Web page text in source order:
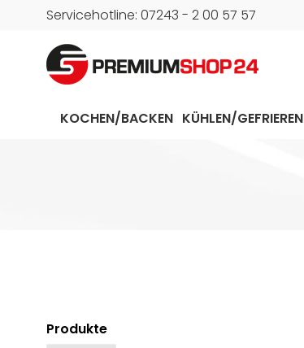
Servicehotline: 07243 - 2 00 57 57
KOCHEN/BACKEN KÜHLEN/GEFRIEREN
Produkte